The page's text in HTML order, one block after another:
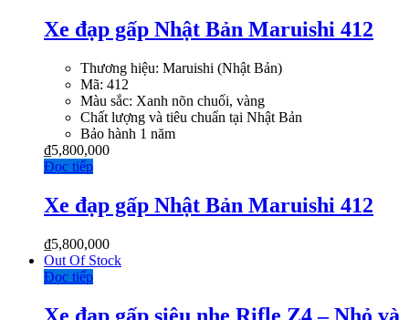
Xe đạp gấp Nhật Bản Maruishi 412
Thương hiệu: Maruishi (Nhật Bản)
Mã: 412
Màu sắc: Xanh nõn chuối, vàng
Chất lượng và tiêu chuẩn tại Nhật Bản
Bảo hành 1 năm
₫5,800,000
Đọc tiếp
Xe đạp gấp Nhật Bản Maruishi 412
₫5,800,000
Out Of Stock
Đọc tiếp